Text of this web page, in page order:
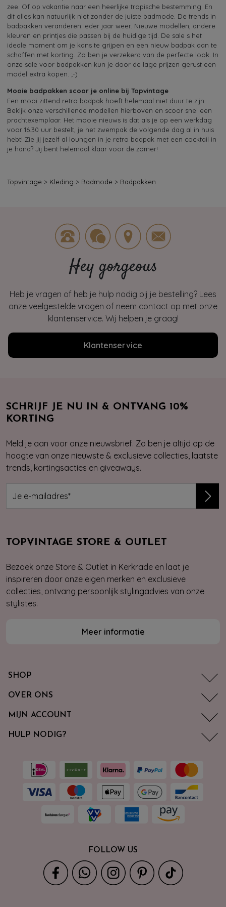
zee. Of op vakantie naar een heerlijke tropische bestemming. En
dit alles kan natuurlijk niet zonder de juiste badmode. De trends in
badpakken veranderen ieder jaar weer. Nieuwe modellen, andere
kleuren en printjes die passen bij de huidige tijd. De sale s het
ideale moment om je kans te grijpen en een nieuw badpak aan te
schaffen met korting. Zo ben je verzekerd van de perfecte look. In
onze sale voor badpakken kun je door de lage prijzen gerust een
model extra kopen. ;-)
Mooie badpakken scoor je online bij Topvintage
Een mooi zittend retro badpak hoeft helemaal niet duur te zijn.
Bekijk onze verschillende modellen hierboven en scoor snel een
prachtexemplaar. Het mooie nieuws is dat als je op een werkdag
voor 16.30 uur bestelt, je het zwempak de volgende dag al in huis
hebt! Zie jij jezelf al loungen in je retro badpak met een cocktail in
je hand? Jij bent helemaal klaar voor de zomer!
Topvintage > Kleding > Badmode > Badpakken
Hey gorgeous
Heb je vragen of heb je hulp nodig bij je bestelling? Lees
onze veelgestelde vragen of neem contact op met onze
klantenservice. Wij helpen je graag!
Klantenservice
SCHRIJF JE NU IN & ONTVANG 10%
KORTING
Meld je aan voor onze nieuwsbrief. Zo ben je altijd op de
hoogte van onze nieuwste & exclusieve collecties, laatste
trends, kortingsacties en giveaways.
TOPVINTAGE STORE & OUTLET
Bezoek onze Store & Outlet in Kerkrade en laat je
inspireren door onze eigen merken en exclusieve
collecties, ontvang persoonlijk stylingadvies van onze
stylistes.
Meer informatie
SHOP
OVER ONS
MIJN ACCOUNT
HULP NODIG?
FOLLOW US